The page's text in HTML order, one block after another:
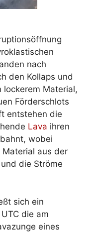
nach
den Kollaps und
lockerem Material,
Förderschlots
entstehen die
Lava ihren
wobei
aus der
die Ströme
sich ein
die am
eines